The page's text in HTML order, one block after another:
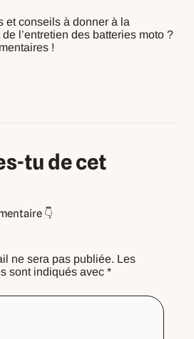
et conseils à donner à la
l’entretien des batteries moto ?
!
tu de cet
ne sera pas publiée. Les
sont indiqués avec*